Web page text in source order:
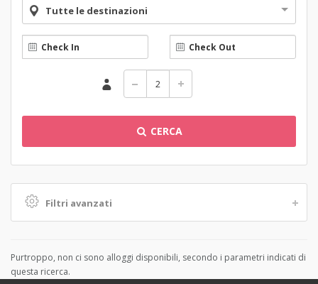
Tutte le destinazioni
CERCA
Filtri avanzati
Purtroppo, non ci sono alloggi disponibili, secondo i parametri indicati di
questa ricerca.